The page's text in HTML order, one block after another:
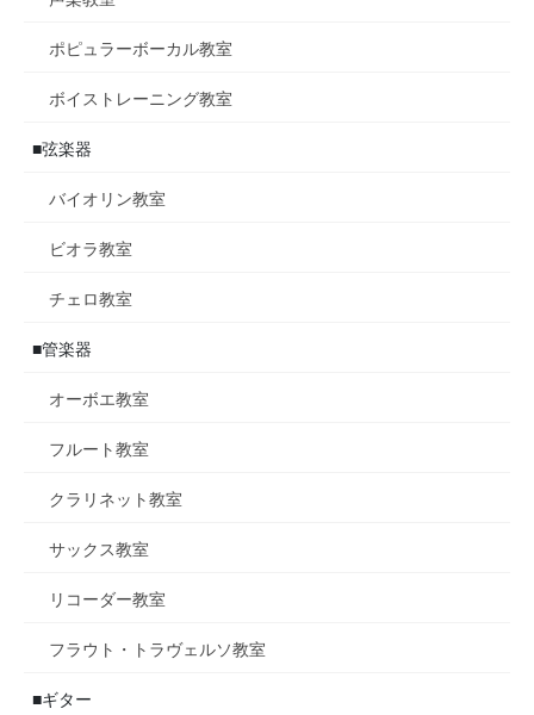
ポピュラーボーカル教室
ボイストレーニング教室
■弦楽器
バイオリン教室
ビオラ教室
チェロ教室
■管楽器
オーボエ教室
フルート教室
クラリネット教室
サックス教室
リコーダー教室
フラウト・トラヴェルソ教室
■ギター